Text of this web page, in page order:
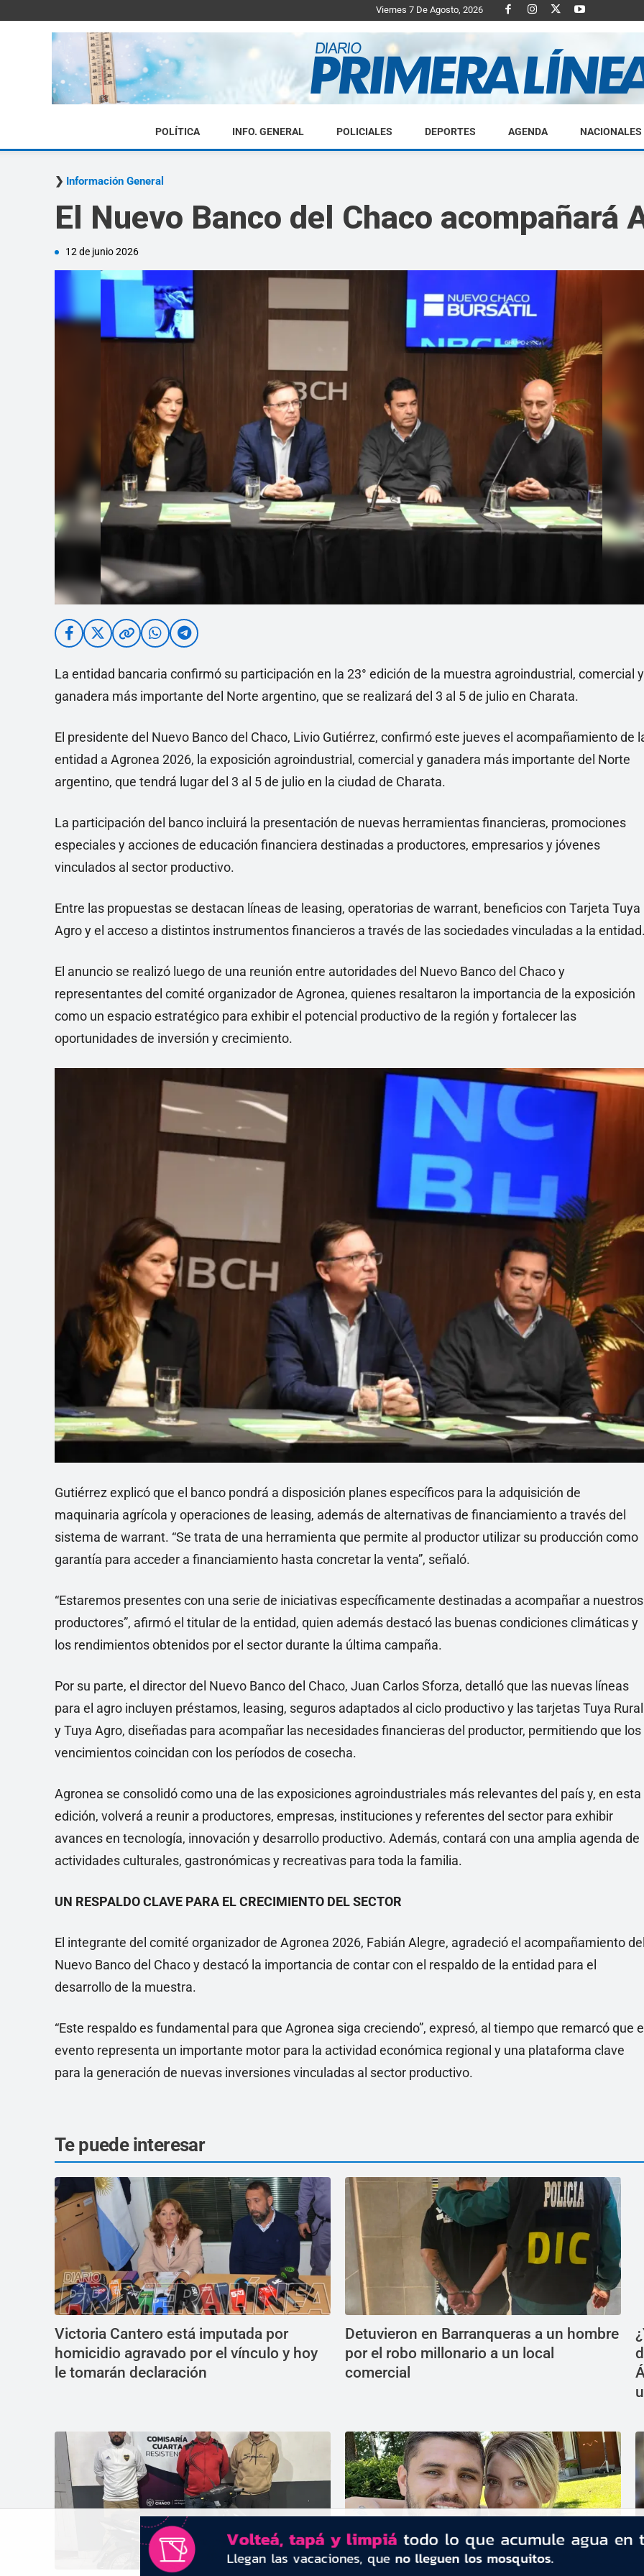
Viernes 7 De Agosto, 2026
Diario
Linea
POLÍTICA INFO. GENERAL POLICIALES DEPORTES AGENDA NACIONALES
Información General
El Nuevo Banco del Chaco acompañará
12 de junio 2026
La entidad bancaria confirmó su participación en la 23° edición de la muestra agroindustrial, comercial y
ganadera más importante del Norte argentino, que se realizará del 3 al 5 de julio en Charata.
El presidente del Nuevo Banco del Chaco, Livio Gutiérrez, confirmó este jueves el acompañamiento de
entidad a Agronea 2026, la exposición agroindustrial, comercial y ganadera más importante del Norte
argentino, que tendrá lugar del 3 al 5 de julio en la ciudad de Charata.
La participación del banco incluirá la presentación de nuevas herramientas financieras, promociones
especiales y acciones de educación financiera destinadas a productores, empresarios y jóvenes
vinculados al sector productivo.
Entre las propuestas se destacan líneas de leasing, operatorias de warrant, beneficios con Tarjeta Tuya
Agro y el acceso a distintos instrumentos financieros a través de las sociedades vinculadas a la
El anuncio se realizó luego de una reunión entre autoridades del Nuevo Banco del Chaco y
representantes del comité organizador de Agronea, quienes resaltaron la importancia de la exposición
como un espacio estratégico para exhibir el potencial productivo de la región y fortalecer las
oportunidades de inversión y crecimiento.
Gutiérrez explicó que el banco pondrá a disposición planes específicos para la adquisición de
maquinaria agrícola y operaciones de leasing, además de alternativas de financiamiento a través del
sistema de warrant. “Se trata de una herramienta que permite al productor utilizar su producción como
garantía para acceder a financiamiento hasta concretar la venta”, señaló.
“Estaremos presentes con una serie de iniciativas específicamente destinadas a acompañar a nuestros
productores”, afirmó el titular de la entidad, quien además destacó las buenas condiciones climáticas y
los rendimientos obtenidos por el sector durante la última campaña.
Por su parte, el director del Nuevo Banco del Chaco, Juan Carlos Sforza, detalló que las nuevas líneas
para el agro incluyen préstamos, leasing, seguros adaptados al ciclo productivo y las tarjetas Tuya Rural
y Tuya Agro, diseñadas para acompañar las necesidades financieras del productor, permitiendo que los
vencimientos coincidan con los períodos de cosecha.
Agronea se consolidó como una de las exposiciones agroindustriales más relevantes del país y, en esta
edición, volverá a reunir a productores, empresas, instituciones y referentes del sector para exhibir
avances en tecnología, innovación y desarrollo productivo. Además, contará con una amplia agenda de
actividades culturales, gastronómicas y recreativas para toda la familia.
UN RESPALDO CLAVE PARA EL CRECIMIENTO DEL SECTOR
El integrante del comité organizador de Agronea 2026, Fabián Alegre, agradeció el acompañamiento
Nuevo Banco del Chaco y destacó la importancia de contar con el respaldo de la entidad para el
desarrollo de la muestra.
“Este respaldo es fundamental para que Agronea siga creciendo”, expresó, al tiempo que remarcó que
evento representa un importante motor para la actividad económica regional y una plataforma clave
para la generación de nuevas inversiones vinculadas al sector productivo.
Te puede interesar
Victoria Cantero está imputada por
homicidio agravado por el vínculo y hoy
le tomarán declaración
Detuvieron en Barranqueras a un hombre
por el robo millonario a un local
comercial